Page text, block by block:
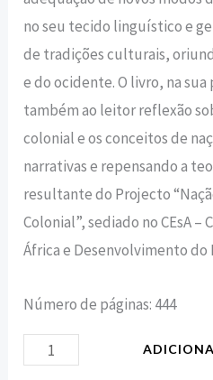
no seu tecido linguístico e
de tradições culturais,
e do ocidente. O livro, na
também ao leitor reflexão
colonial e os conceitos de
narrativas e repensando a
resultante do Projecto
Colonial”, sediado no CEsA
África e Desenvolvimento do
Número de páginas: 444